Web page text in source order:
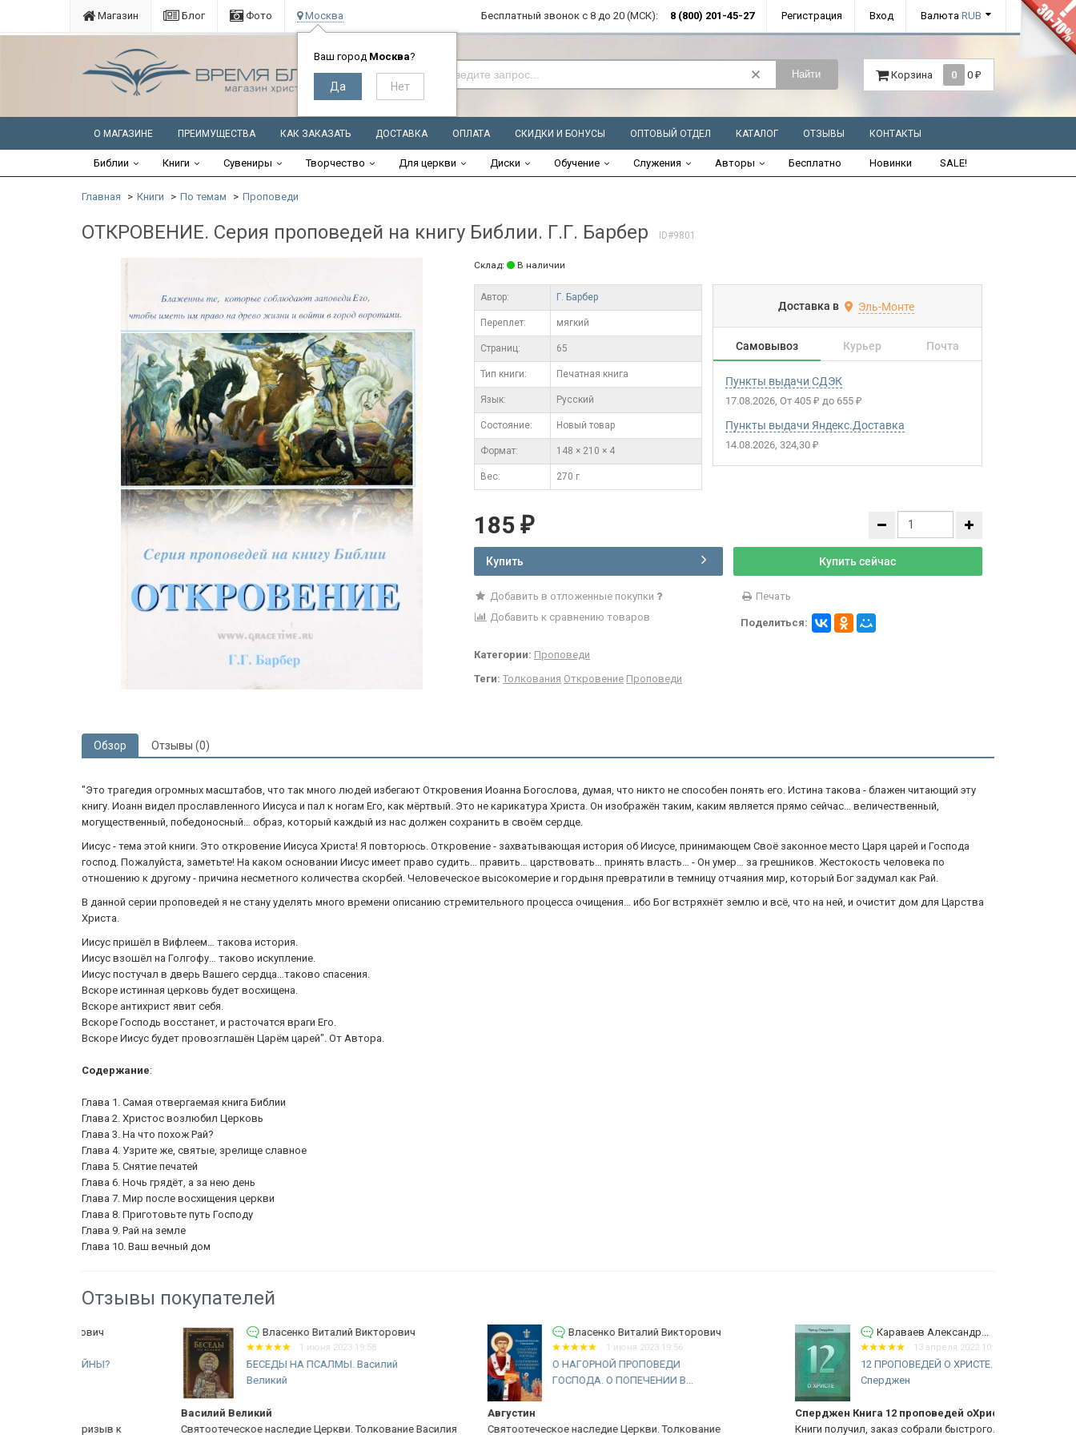
Магазин Блог Фото Москва
Ваш город Москва?
Бесплатный звонок с 8 до 20 (МСК): 8 (800) 201-45-27 Регистрация Вход Валюта RUB
Найти Корзина 0 0 ₽
О МАГАЗИНЕ ПРЕИМУЩЕСТВА КАК ЗАКАЗАТЬ ДОСТАВКА ОПЛАТА СКИДКИ И БОНУСЫ ОПТОВЫЙ ОТДЕЛ КАТАЛОГ ОТЗЫВЫ КОНТАКТЫ
Библии Книги Сувениры Творчество Для церкви Диски Обучение Служения Авторы Бесплатно Новинки SALE!
Главная Книги По темам Проповеди
ОТКРОВЕНИЕ. Серия проповедей на книгу Библии. Г.Г. Барбер ID#9801
Склад: В наличии
Автор: Г. Барбер
Переплет: мягкий
Cтраниц: 65
Тип книги: Печатная книга
Язык: Русский
Состояние: Новый товар
Формат: 148 × 210 × 4
Вес: 270 г
Доставка в Эль-Монте
Самовывоз Курьер Почта
Пункты выдачи СДЭК
17.08.2026 От 405₽ до 655₽
Пункты выдачи Яндекс.Доставка
14.08.2026 324,30₽
185 ₽
Купить Купить сейчас
Добавить в отложенные покупки
Печать
Добавить к сравнению товаров
Поделиться:
Категории: Проповеди
Теги: Толкования Откровение Проповеди
Обзор Отзывы (0)
"Это трагедия огромных масштабов, что так много людей избегают Откровения Иоанна Богослова, думая, что никто не способен понять его. Истина такова - блажен читающий эту
книгу. Иоанн видел прославленного Иисуса и пал к ногам Его, как мёртвый. Это не карикатура Христа. Он изображён таким, каким является прямо сейчас… величественный,
могущественный, победоносный… образ, который каждый из нас должен сохранить в своём сердце.
Иисус - тема этой книги. Это откровение Иисуса Христа! Я повторюсь. Откровение - захватывающая история об Иисусе, принимающем Своё законное место Царя царей и Господа
господ. Пожалуйста, заметьте! На каком основании Иисус имеет право судить… править… царствовать… принять власть… - Он умер… за грешников. Жестокость человека по
отношению к другому - причина несметного количества скорбей. Человеческое высокомерие и гордыня превратили в темницу отчаяния мир, который Бог задумал как Рай.
В данной серии проповедей я не стану уделять много времени описанию стремительного процесса очищения… ибо Бог встряхнёт землю и всё, что на ней, и очистит дом для Царства
Христа.
Иисус пришёл в Вифлеем… такова история.
Иисус взошёл на Голгофу… таково искупление.
Иисус постучал в дверь Вашего сердца…таково спасения.
Вскоре истинная церковь будет восхищена.
Вскоре антихрист явит себя.
Вскоре Господь восстанет, и расточатся враги Его.
Вскоре Иисус будет провозглашён Царём царей". От Автора.
Содержание:
Глава 1. Самая отвергаемая книга Библии
Глава 2. Христос возлюбил Церковь
Глава 3. На что похож Рай?
Глава 4. Узрите же, святые, зрелище славное
Глава 5. Снятие печатей
Глава 6. Ночь грядёт, а за нею день
Глава 7. Мир после восхищения церкви
Глава 8. Приготовьте путь Господу
Глава 9. Рай на земле
Глава 10. Ваш вечный дом
Отзывы покупателей
Власенко Виталий Викторович
1 июня 2023 19:58
БЕСЕДЫ НА ПСАЛМЫ. Василий
Великий
Василий Великий
Святоотеческое наследие Церкви. Толкование Василия
Власенко Виталий Викторович
1 июня 2023 19:56
О НАГОРНОЙ ПРОПОВЕДИ
ГОСПОДА. О ПОПЕЧЕНИИ В...
Святоотеческое наследие Церкви. Толкование
Караваев Александр...
13 апреля 2022 10:29
12 ПРОПОВЕДЕЙ О ХРИСТЕ. Чарльз
Сперджен
Сперджен Книга 12 проповедей оХристе
Книги получил, заказ собрали быстрого. Спасибо